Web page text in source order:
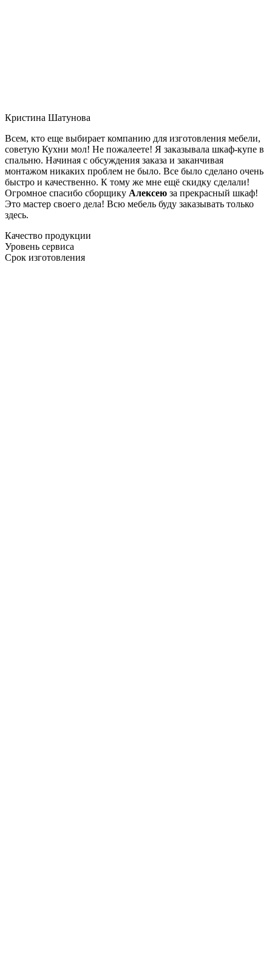
Кристина Шатунова
Всем, кто еще выбирает компанию для изготовления мебели,
советую Кухни мол! Не пожалеете! Я заказывала шкаф-купе в
спальню. Начиная с обсуждения заказа и заканчивая
монтажом никаких проблем не было. Все было сделано очень
быстро и качественно. К тому же мне ещё скидку сделали!
Огромное спасибо сборщику Алексею за прекрасный шкаф!
Это мастер своего дела! Всю мебель буду заказывать только
здесь.
Качество продукции
Уровень сервиса
Срок изготовления